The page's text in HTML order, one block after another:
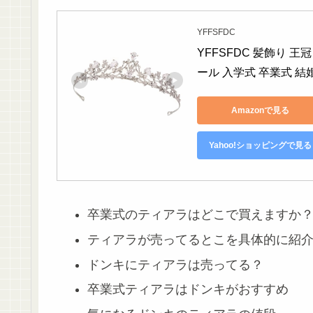
YFFSFDC
YFFSFDC 髪飾り 王
ール 入学式 卒業式 結
Amazonで見る
Yahoo!ショッピングで見る
卒業式のティアラはどこで買えますか？
ティアラが売ってるとこを具体的に紹介
ドンキにティアラは売ってる？
卒業式ティアラはドンキがおすすめ